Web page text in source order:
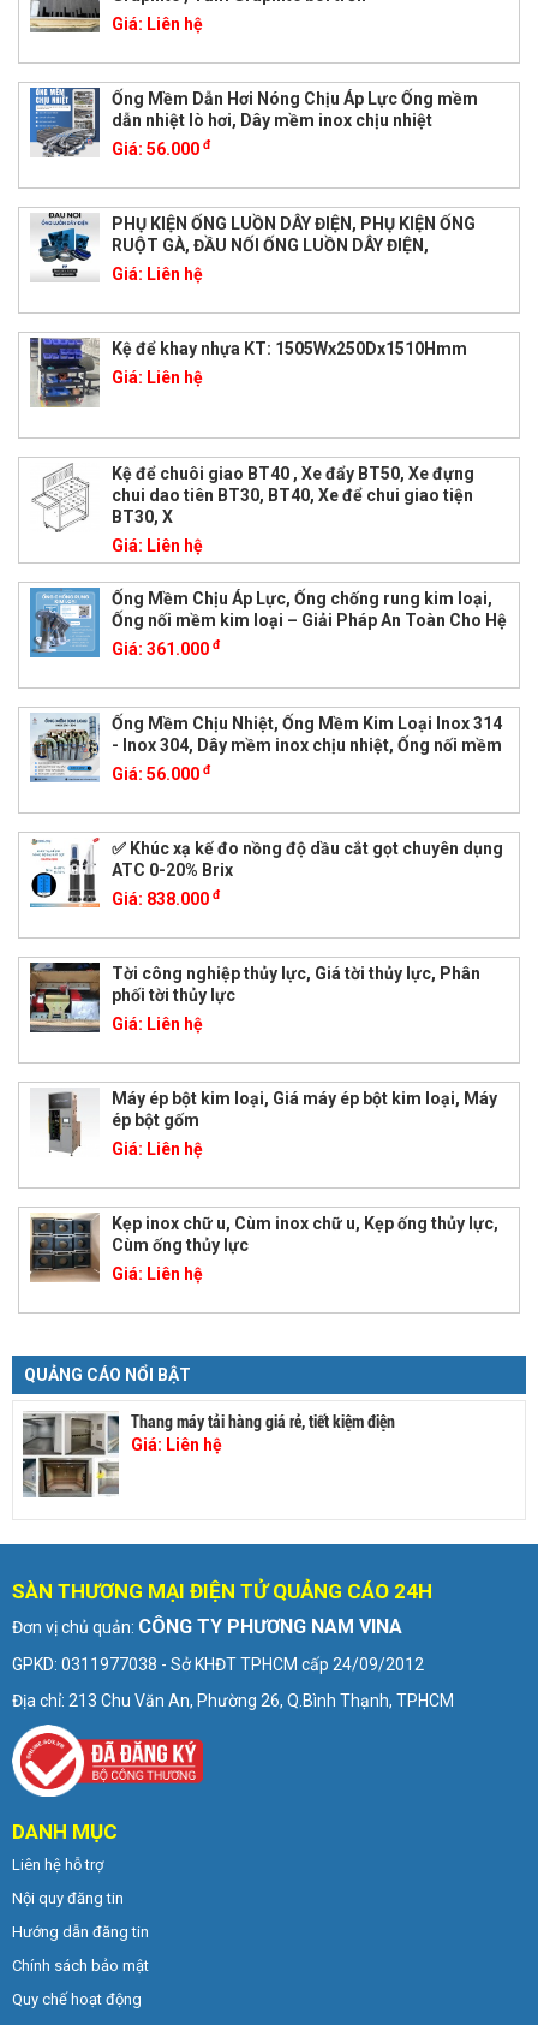
Giá: Liên hệ
Ống Mềm Dẫn Hơi Nóng Chịu Áp Lực Ống mềm
dẫn nhiệt lò hơi, Dây mềm inox chịu nhiệt
Giá: 56.000 đ
PHỤ KIỆN ỐNG LUỒN DÂY ĐIỆN, PHỤ KIỆN ỐNG
RUỘT GÀ, ĐẦU NỐI ỐNG LUỒN DÂY ĐIỆN,
Giá: Liên hệ
Kệ để khay nhựa KT: 1505Wx250Dx1510Hmm
Giá: Liên hệ
Kệ để chuôi giao BT40 , Xe đẩy BT50, Xe đựng
chui dao tiên BT30, BT40, Xe để chui giao tiện
BT30, X
Giá: Liên hệ
Ống Mềm Chịu Áp Lực, Ống chống rung kim loại,
Ống nối mềm kim loại – Giải Pháp An Toàn Cho Hệ
Giá: 361.000 đ
Ống Mềm Chịu Nhiệt, Ống Mềm Kim Loại Inox 314
- Inox 304, Dây mềm inox chịu nhiệt, Ống nối mềm
Giá: 56.000 đ
✅ Khúc xạ kế đo nồng độ dầu cắt gọt chuyên dụng
ATC 0-20% Brix
Giá: 838.000 đ
Tời công nghiệp thủy lực, Giá tời thủy lực, Phân
phối tời thủy lực
Giá: Liên hệ
Máy ép bột kim loại, Giá máy ép bột kim loại, Máy
ép bột gốm
Giá: Liên hệ
Kẹp inox chữ u, Cùm inox chữ u, Kẹp ống thủy lực,
Cùm ống thủy lực
Giá: Liên hệ
QUẢNG CÁO NỔI BẬT
Thang máy tải hàng giá rẻ, tiết kiệm điện
Giá: Liên hệ
SÀN THƯƠNG MẠI ĐIỆN TỬ QUẢNG CÁO 24H
Đơn vị chủ quản: CÔNG TY PHƯƠNG NAM VINA
GPKD: 0311977038 - Sở KHĐT TPHCM cấp 24/09/2012
Địa chỉ: 213 Chu Văn An, Phường 26, Q.Bình Thạnh, TPHCM
DANH MỤC
Liên hệ hỗ trợ
Nội quy đăng tin
Hướng dẫn đăng tin
Chính sách bảo mật
Quy chế hoạt động